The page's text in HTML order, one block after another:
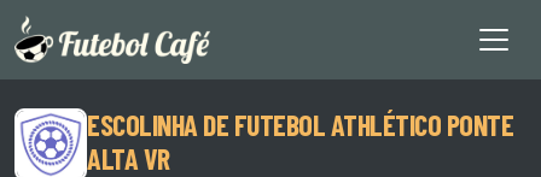
ESCOLINHA DE FUTEBOL ATHLÉTICO PONTE
ALTA VR